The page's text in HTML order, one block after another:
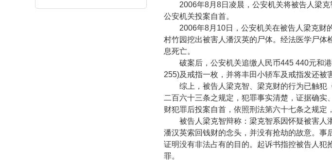
2006年8月 8日凌晨，公安机关将被告人梁
公安机关投案自首。
2006年8月 10日，公安机关在被告人梁克财
村竹园挖出被害人潘汉英的尸体。经法医学尸体
息死亡。
破案后，公安机关追缴人民币445 440元和
255)及戒指一枚，并将丰田小轿车及戒指发还被
综上，被告人梁克智、梁克财的行为已触犯《
二百六十三条之规定，犯罪事实清楚，证据确
财犯罪后投案自首，依照刑法第六十七条之规定
被告人梁克智辩称：梁克智系因怀疑被害人
潘汉英索回钱财的念头，并没有抢劫的故意。事
证明没有非法占有的目的。起诉书指控被告人犯
罪。